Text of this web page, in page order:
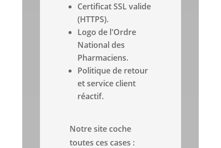
Certificat SSL valide
(HTTPS).
Logo de l'Ordre
National des
Pharmaciens.
Politique de retour
et service client
réactif.
Notre site coche
toutes ces cases :